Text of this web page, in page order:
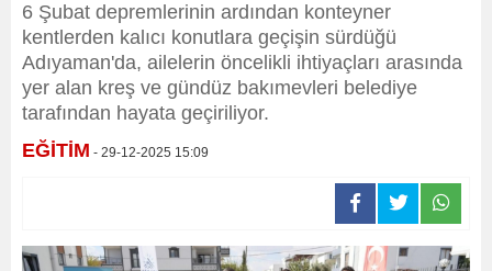
6 Şubat depremlerinin ardından konteyner
kentlerden kalıcı konutlara geçişin sürdüğü
Adıyaman'da, ailelerin öncelikli ihtiyaçları arasında
yer alan kreş ve gündüz bakımevleri belediye
tarafından hayata geçiriliyor.
EĞİTİM - 29-12-2025 15:09